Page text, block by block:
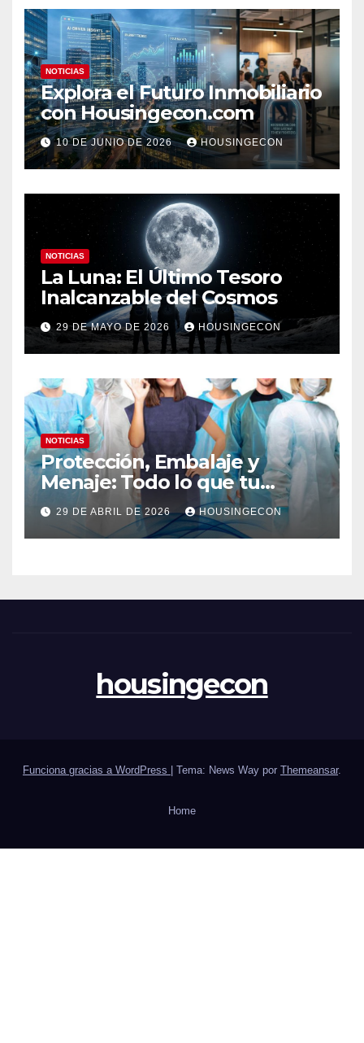
NOTICIAS
Explora el Futuro Inmobiliario
con Housingecon.com
10 DE JUNIO DE 2026 HOUSINGECON
NOTICIAS
La Luna: El Último Tesoro
Inalcanzable del Cosmos
29 DE MAYO DE 2026 HOUSINGECON
NOTICIAS
Protección, Embalaje y
Menaje: Todo lo que tu
negocio necesita en un solo
lugar
29 DE ABRIL DE 2026 HOUSINGECON
housingecon
Funciona gracias a WordPress Tema: News Way por Themeansar.
Home